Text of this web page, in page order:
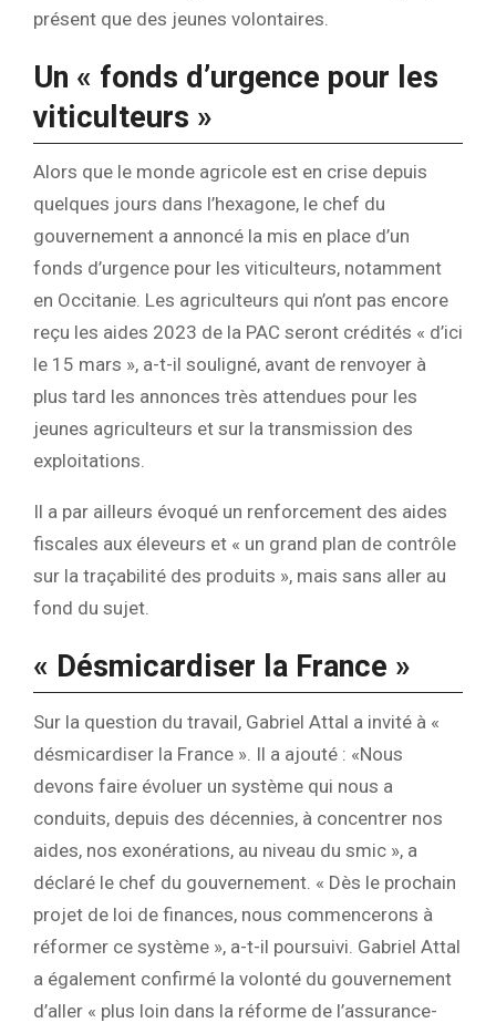
présent que des jeunes volontaires.
Un « fonds d’urgence pour les
viticulteurs »
Alors que le monde agricole est en crise depuis
quelques jours dans l’hexagone, le chef du
gouvernement a annoncé la mis en place d’un
fonds d’urgence pour les viticulteurs, notamment
en Occitanie. Les agriculteurs qui n’ont pas encore
reçu les aides 2023 de la PAC seront crédités « d’ici
le 15 mars », a-t-il souligné, avant de renvoyer à
plus tard les annonces très attendues pour les
jeunes agriculteurs et sur la transmission des
exploitations.
Il a par ailleurs évoqué un renforcement des aides
fiscales aux éleveurs et « un grand plan de contrôle
sur la traçabilité des produits », mais sans aller au
fond du sujet.
« Désmicardiser la France »
Sur la question du travail, Gabriel Attal a invité à «
désmicardiser la France ». Il a ajouté : «Nous
devons faire évoluer un système qui nous a
conduits, depuis des décennies, à concentrer nos
aides, nos exonérations, au niveau du smic », a
déclaré le chef du gouvernement. « Dès le prochain
projet de loi de finances, nous commencerons à
réformer ce système », a-t-il poursuivi. Gabriel Attal
a également confirmé la volonté du gouvernement
d’aller « plus loin dans la réforme de l’assurance-